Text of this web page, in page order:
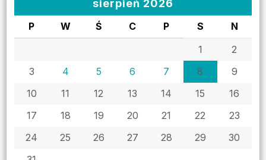
sierpień 2026
P W Ś C P S
N
1
2
3
4 5 6 7 8
9
10
11 12 13 14 15
16
17
18 19 20 21 22
23
24
25 26 27 28 29
30